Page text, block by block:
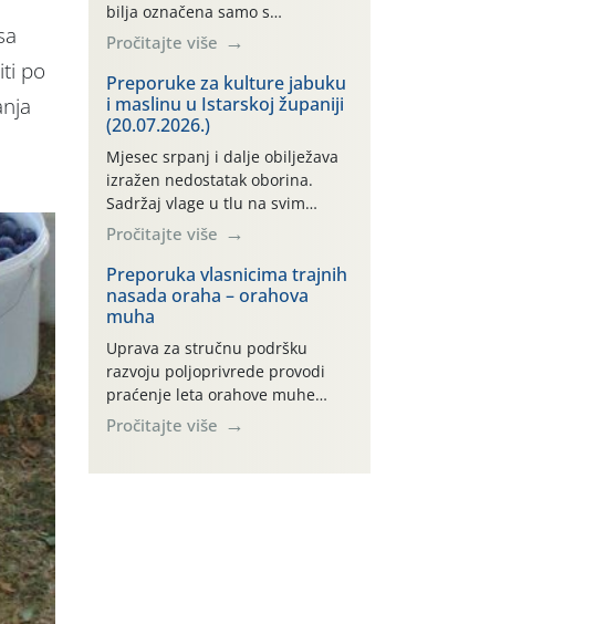
po
bilja označena samo s
piktogramima i oznakom
CROCPA EKO MODEL:
Transportna ambalaža kao i
ambalaža drugih proizvoda koji
nisu sredstva za zaštitu bilja
(npr. ambalaža od mineralnih
gnojiva,) se ne prihvaća.
Korisnicima je osiguran
ambalaže isključivo ovih tvrtki:
AGROCHEM-MAKS, AGRONOM,
ALBAUGH TKI* (PINUS […]
Pročitajte više
Preporuke za kulture jabuku
i maslinu u Istarskoj županiji
(20.07.2026.)
Mjesec srpanj i dalje obilježava
izražen nedostatak oborina.
Sadržaj vlage u tlu na svim
praćenim meteorološkim
postajama kreće se oko
vrijednosti od 200 cb, zbog čega
se i nadalje preporučuje redovito
navodnjavanje te folijarna
prihrana. U tijeku je berba
ranijih sorti jabuka. Prilikom
berbe važno je ubrane plodove
prije […]
Pročitajte više
Preporuka vlasnicima trajnih
nasada oraha – orahova
muha
Uprava za stručnu podršku
razvoju poljoprivrede provodi
praćenje leta orahove muhe
pomoću žutih ljepljivih ploča i
elektronskih lovki.
Pročitajte više